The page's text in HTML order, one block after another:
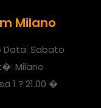
Milano
Data: Sabato
Milano
1 ? 21.00 �